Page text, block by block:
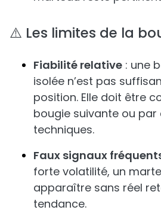
⚠️ Les limites de la
Fiabilité relative : une
isolée n’est pas
position. Elle doit être
bougie suivante ou par
techniques.
Faux signaux
forte volatilité, un
apparaître sans réel
tendance.